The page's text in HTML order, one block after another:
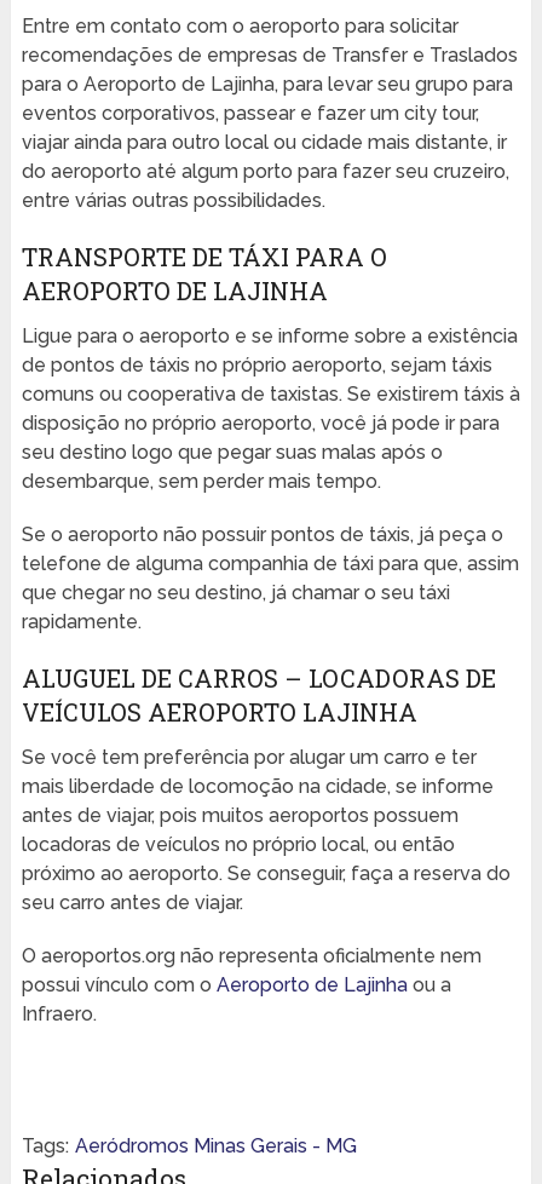
Entre em contato com o aeroporto para solicitar
recomendações de empresas de Transfer e Traslados
para o Aeroporto de Lajinha, para levar seu grupo para
eventos corporativos, passear e fazer um city tour,
viajar ainda para outro local ou cidade mais distante, ir
do aeroporto até algum porto para fazer seu cruzeiro,
entre várias outras possibilidades.
TRANSPORTE DE TÁXI PARA O
AEROPORTO DE LAJINHA
Ligue para o aeroporto e se informe sobre a existência
de pontos de táxis no próprio aeroporto, sejam táxis
comuns ou cooperativa de taxistas. Se existirem táxis à
disposição no próprio aeroporto, você já pode ir para
seu destino logo que pegar suas malas após o
desembarque, sem perder mais tempo.
Se o aeroporto não possuir pontos de táxis, já peça o
telefone de alguma companhia de táxi para que, assim
que chegar no seu destino, já chamar o seu táxi
rapidamente.
ALUGUEL DE CARROS – LOCADORAS DE
VEÍCULOS AEROPORTO LAJINHA
Se você tem preferência por alugar um carro e ter
mais liberdade de locomoção na cidade, se informe
antes de viajar, pois muitos aeroportos possuem
locadoras de veículos no próprio local, ou então
próximo ao aeroporto. Se conseguir, faça a reserva do
seu carro antes de viajar.
O aeroportos.org não representa oficialmente nem
possui vínculo com o Aeroporto de Lajinhaou a
Infraero.
Tags: Aeródromos Minas Gerais - MG